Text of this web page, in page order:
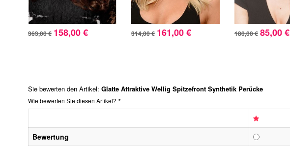
363,00 € 158,00 € 314,00 € 161,00 € 180,00 € 85,00 €
Sie bewerten den Artikel: Glatte Attraktive Wellig Spitzefront Synthetik Perücke
Wie bewerten Sie diesen Artikel? *
Bewertung